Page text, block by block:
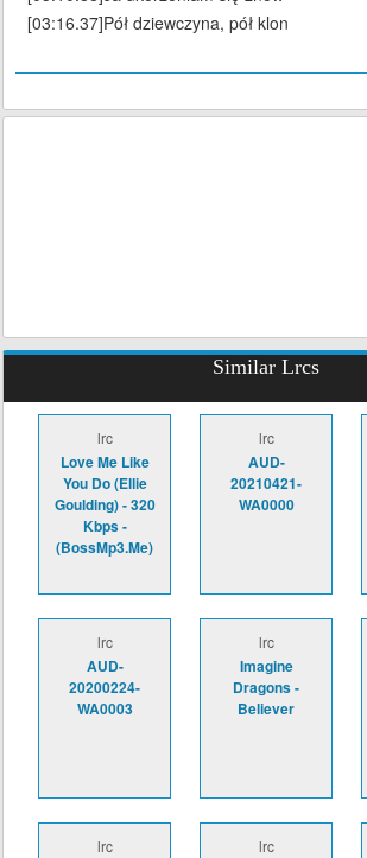
[03:16.37]Pół dziewczyna, pół klon
Similar Lrcs
lrc
Love Me Like
You Do (Ellie
Goulding) - 320
Kbps -
(BossMp3.Me)
lrc
AUD-
20210421-
WA0000
lrc
AUD-
20200224-
WA0003
lrc
Imagine
Dragons -
Believer
lrc lrc